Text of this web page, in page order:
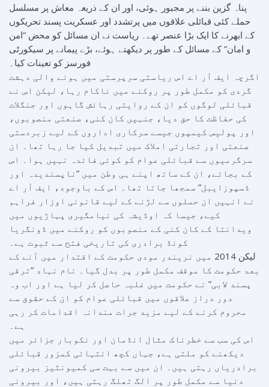
پناہ گزین بننے پر مجبور ہوئی، اور ان کے ذریعہ معاش پر مسلسل
حملے کئی قبائلی علاقوں میں پرتشدد اور عسکریت پسند تحریکوں
کے ابھرنے کا ایک بڑا عنصر تھے۔ ریاست نے ان مسائل کو محض ”امن
و امان” کے مسائل کے طور پر دیکھتے ہوئے، بڑے پیمانے پر سیکورٹی
فورسز کو تعینات کیا۔
اگرچہ ایف آر اے اس ریاستی سرپرستی میں ہونے والی دہشت
گردی کو مکمل طور پر روکنے میں ناکام رہا، لیکن اس نے
قبائلی لوگوں کو ان کے روایتی رہائش گاہوں اور جنگلات
کی حفاظت کا حق دیا، جنہیں کان کنی، صنعتی منصوبوں،
اور پولیس کیمپوں جیسے سرکاری اداروں کے لیے زبردستی
صنعتی اور تجارتی املاک میں تبدیل کیا جا رہا تھا۔ ان
سرگرمیوں سے قبائلی عوام کو کوئی فائدہ نہیں ہوا۔ اس
کے بجائے، ان کے ساتھ اپنے ہی وطن میں ”ناپسندیدہ اور
ڈسپوزایبل” سمجھا جاتا تھا۔ اس کے باوجود، ایف آر اے
نے انہیں ان حملوں سے لڑنے کے لیے قانونی اوزار فراہم
کیے، جیسا کہ اوڈیشہ کی نیامگیری پہاڑیوں میں
ویدانتا کے کان کنی کے منصوبوں کو روکنے میں ڈونگریا
کونڈ برادری کی تاریخی فتح سے ثبوت ہے۔
لیکن 2014 میں نریندر مودی حکومت کے اقتدار میں آنے کے
بعد حکومت کا موقف مکمل طور پر بدل گیا۔ نام نہاد ”ترقی
پسند لابی” نے حکومت میں غلبہ حاصل کر لیا ہے اور اب وہ
دور دراز علاقوں میں قبائلی عوام کو ان کے حقوق سے
محروم کرنے کے لیے مزید جرات مندانہ اقدامات کر رہی
ہے۔
اس کی سب سے خطرناک مثال انڈمان اور نکوبار جزائر میں
دیکھنے کو ملتی ہے، جہاں کچھ انتہائی کمزور قبائلی
برادریاں رہتی ہیں۔ ان میں سے بہت سی کمیونٹیز بیرونی
دنیا سے مکمل طور پر الگ تھلگ رہتی ہیں، اور بیرونی